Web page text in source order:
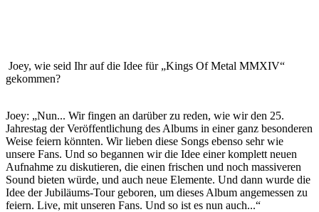
Joey, wie seid Ihr auf die Idee für „Kings Of Metal MMXIV“
gekommen?
Joey: „Nun... Wir fingen an darüber zu reden, wie wir den 25.
Jahrestag der Veröffentlichung des Albums in einer ganz besonderen
Weise feiern könnten. Wir lieben diese Songs ebenso sehr wie
unsere Fans. Und so begannen wir die Idee einer komplett neuen
Aufnahme zu diskutieren, die einen frischen und noch massiveren
Sound bieten würde, und auch neue Elemente. Und dann wurde die
Idee der Jubiläums-Tour geboren, um dieses Album angemessen zu
feiern. Live, mit unseren Fans. Und so ist es nun auch...“